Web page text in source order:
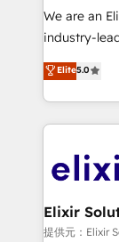
workflows;
intake;
revenue
portfolio
HIPAA-
built to scale.
We are an
industry-
market B2B
approach to
Design,
greatness,
absolute
Elite5.0
提供元：Elixir